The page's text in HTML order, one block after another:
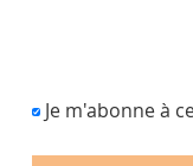
Je m'abonne à